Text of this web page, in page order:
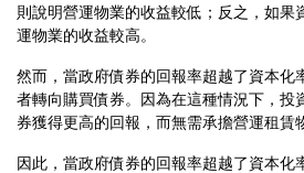
則說明營運物業的收益較低；反之，如果
運物業的收益較高。
然而，當政府債券的回報率超越了資本化
者轉向購買債券。因為在這種情況下，投
券獲得更高的回報，而無需承擔營運租賃
因此，當政府債券的回報率超越了資本化